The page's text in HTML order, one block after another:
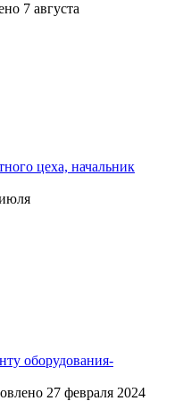
7 августа
цеха, начальник
оборудования-
27 февраля 2024